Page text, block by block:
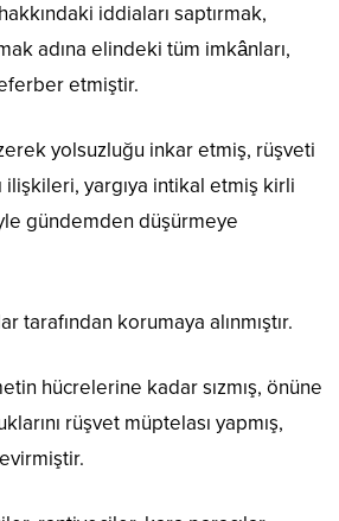
iddiaları saptırmak,
adına elindeki tüm imkânları,
etmiştir.
yolsuzluğu inkar etmiş, rüşveti
ilişkileri, yargıya intikal etmiş kirli
gündemden düşürmeye
tarafından korumaya alınmıştır.
hücrelerine kadar sızmış, önüne
rüşvet müptelası yapmış,